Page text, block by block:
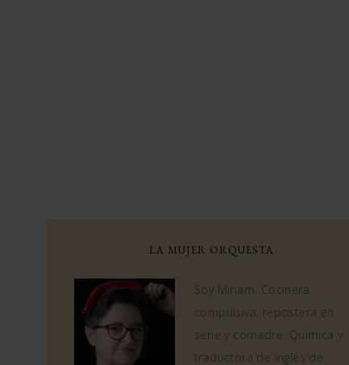
LA MUJER ORQUESTA
Soy Miriam. Cocinera
compulsiva, repostera en
serie y comadre. Química y
traductora de inglés de